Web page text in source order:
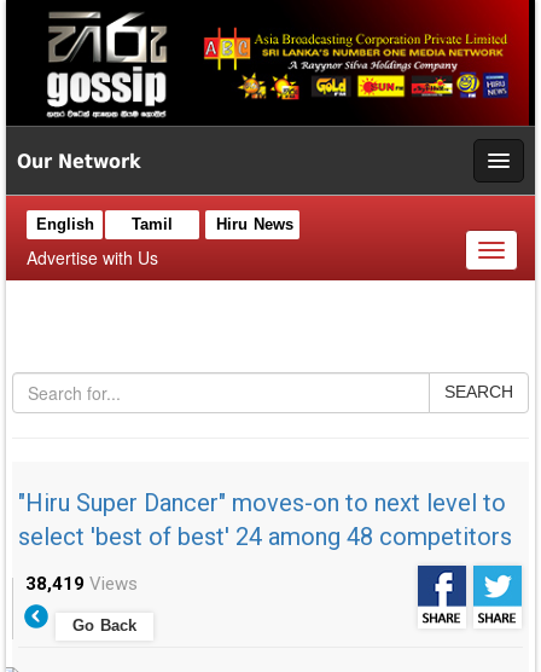
Our Network
English Tamil Hiru News
Advertise with Us
Toggle
SEARCH
"Hiru Super Dancer" moves-on to next level to
select 'best of best' 24 among 48 competitors
38,419 Views
Go Back